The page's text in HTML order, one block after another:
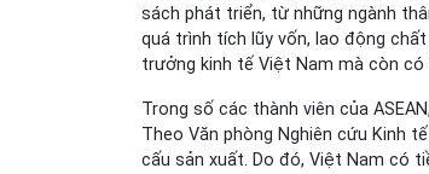
sách phát triển, từ những ngành
quá trình tích lũy vốn, lao động
trưởng kinh tế Việt Nam mà còn
Trong số các thành viên của
Theo Văn phòng Nghiên cứu Kinh
cấu sản xuất. Do đó, Việt Nam có